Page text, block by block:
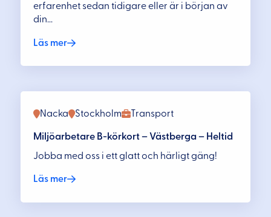
erfarenhet sedan tidigare eller är i början av
din...
Läs mer
Transport
Nacka Stockholm
Miljöarbetare B-körkort – Västberga – Heltid
Jobba med oss i ett glatt och härligt gäng!
Läs mer